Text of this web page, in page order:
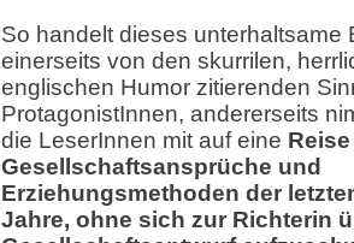
So handelt dieses unterhaltsame
einerseits von den skurrilen,
englischen Humor zitierenden
ProtagonistInnen, andererseits
die LeserInnen mit auf eine
Gesellschaftsansprüche und
Erziehungsmethoden der
Jahre, ohne sich zur Richterin